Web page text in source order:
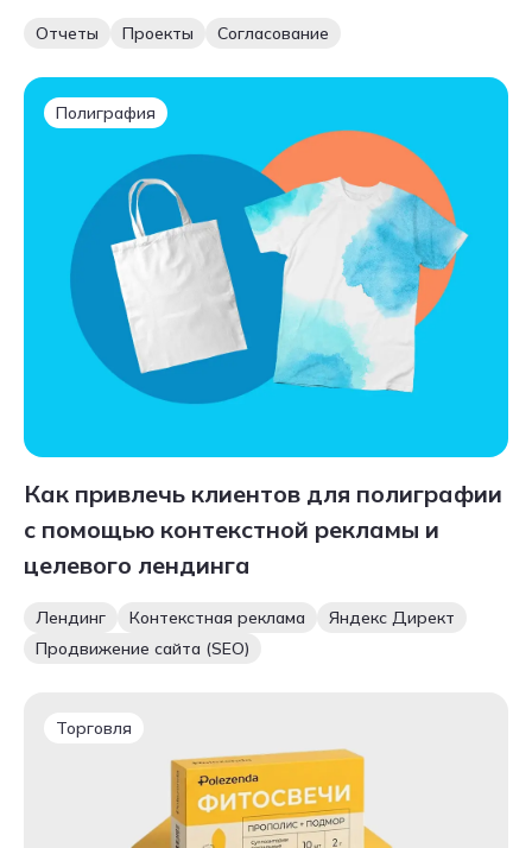
Отчеты Проекты Согласование
Полиграфия
Как привлечь клиентов для полиграфии
с помощью контекстной рекламы и
целевого лендинга
Лендинг Контекстная реклама
Яндекс Директ
Продвижение сайта (SEO)
Торговля